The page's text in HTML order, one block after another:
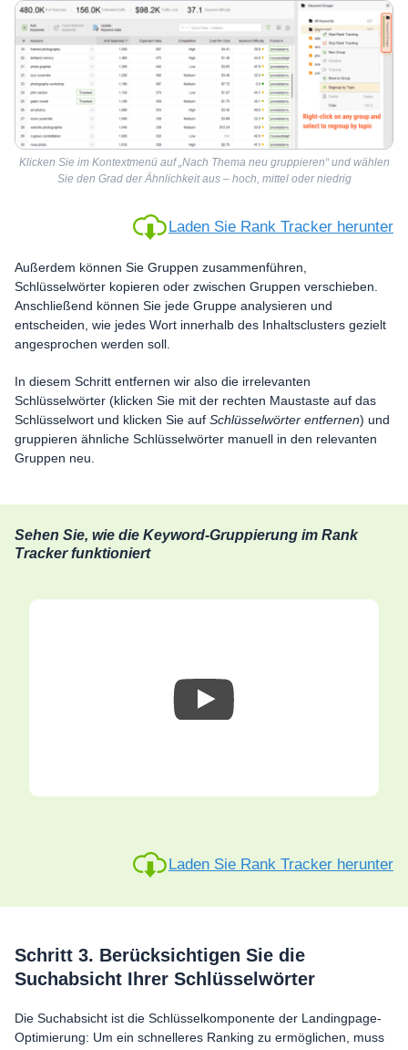
Klicken Sie im Kontextmenü auf „Nach Thema neu gruppieren“ und wählen
Sie den Grad der Ähnlichkeit aus – hoch, mittel oder niedrig
Laden Sie Rank Tracker herunter
Außerdem können Sie Gruppen zusammenführen,
Schlüsselwörter kopieren oder zwischen Gruppen verschieben.
Anschließend können Sie jede Gruppe analysieren und
entscheiden, wie jedes Wort innerhalb des Inhaltsclusters gezielt
angesprochen werden soll.
In diesem Schritt entfernen wir also die irrelevanten
Schlüsselwörter (klicken Sie mit der rechten Maustaste auf das
Schlüsselwort und klicken Sie auf Schlüsselwörter entfernen) und
gruppieren ähnliche Schlüsselwörter manuell in den relevanten
Gruppen neu.
Sehen Sie, wie die Keyword-Gruppierung im Rank
Tracker funktioniert
Laden Sie Rank Tracker herunter
Schritt 3. Berücksichtigen Sie die
Suchabsicht Ihrer Schlüsselwörter
Die Suchabsicht ist die Schlüsselkomponente der Landingpage-
Optimierung: Um ein schnelleres Ranking zu ermöglichen, muss